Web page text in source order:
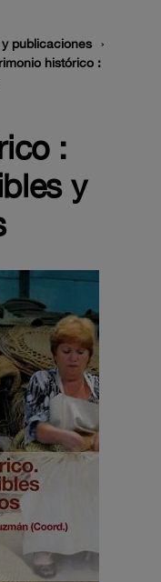
publicaciones
histórico :
:
y